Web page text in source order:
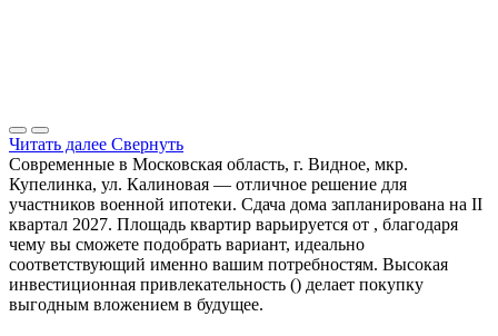
Читать далее Свернуть
Современные в Московская область, г. Видное, мкр.
Купелинка, ул. Калиновая — отличное решение для
участников военной ипотеки. Сдача дома запланирована на II
квартал 2027. Площадь квартир варьируется от , благодаря
чему вы сможете подобрать вариант, идеально
соответствующий именно вашим потребностям. Высокая
инвестиционная привлекательность () делает покупку
выгодным вложением в будущее.